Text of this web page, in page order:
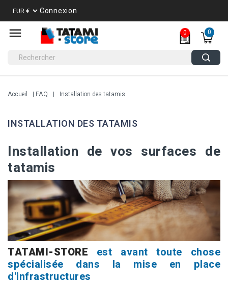
Connexion
0
0
Accueil FAQ Installation des tatamis
INSTALLATION DES TATAMIS
Installation de vos surfaces de
tatamis
TATAMI-STORE est avant toute chose
spécialisée dans la mise en place
d'infrastructures